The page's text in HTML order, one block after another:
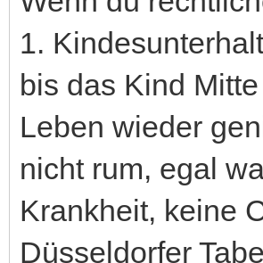
1.
bis das Kind
Leben wieder
nicht rum, egal
Krankheit, keine
Düsseldorfer